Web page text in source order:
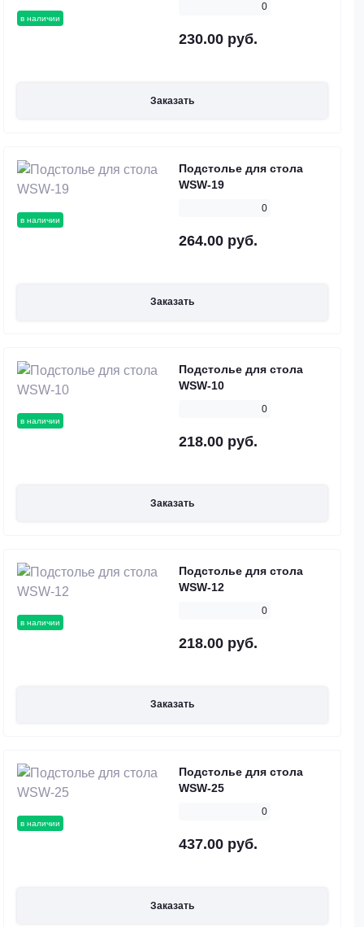
в наличии
0
230.00 руб.
Заказать
в наличии
Подстолье для стола
WSW-19
0
264.00 руб.
Заказать
в наличии
Подстолье для стола
WSW-10
0
218.00 руб.
Заказать
в наличии
Подстолье для стола
WSW-12
0
218.00 руб.
Заказать
в наличии
Подстолье для стола
WSW-25
0
437.00 руб.
Заказать